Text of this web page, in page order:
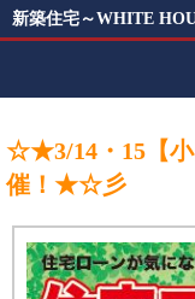
新築住宅～WHITE
☆★3/14・15【小
催！★☆彡